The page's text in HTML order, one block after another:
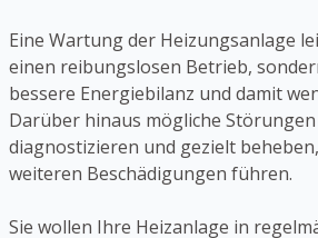
Eine Wartung der Heizungsanlage
einen reibungslosen Betrieb,
bessere Energiebilanz und damit
Darüber hinaus mögliche
diagnostizieren und gezielt
weiteren Beschädigungen führen.
Sie wollen Ihre Heizanlage in